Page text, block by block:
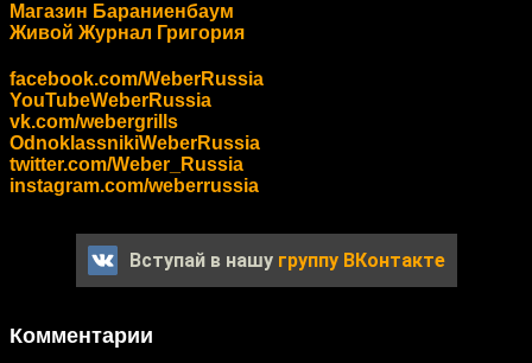
Магазин Бараниенбаум
Живой Журнал Григория
facebook.com/WeberRussia
YouTubeWeberRussia
vk.com/webergrills
OdnoklassnikiWeberRussia
twitter.com/Weber_Russia
instagram.com/weberrussia
Вступай в нашу группу ВКонтакте
Комментарии